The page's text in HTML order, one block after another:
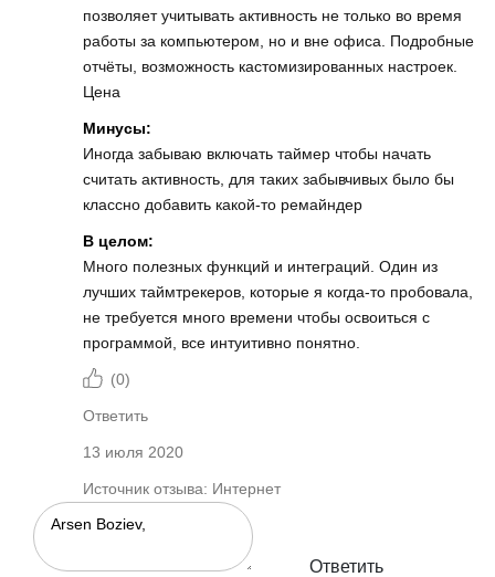
позволяет учитывать активность не только во время
работы за компьютером, но и вне офиса. Подробные
отчёты, возможность кастомизированных настроек.
Цена
Минусы:
Иногда забываю включать таймер чтобы начать
считать активность, для таких забывчивых было бы
классно добавить какой-то ремайндер
В целом:
Много полезных функций и интеграций. Один из
лучших таймтрекеров, которые я когда-то пробовала,
не требуется много времени чтобы освоиться с
программой, все интуитивно понятно.
(0)
Ответить
13 июля 2020
Источник отзыва: Интернет
Ответить